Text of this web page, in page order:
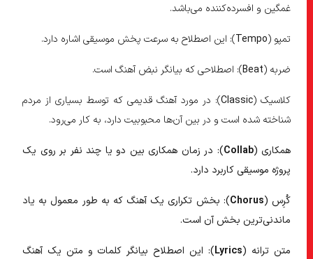
غمگین و افسرده‌کننده می‌باشد.
تمپو ( Tempo): این اصطلاح به سرعت پخش موسیقی اشاره دارد.
ضربه ( Beat): اصطلاحی که بیانگر نبض آهنگ است.
کلاسیک ( Classic): در مورد آهنگ قدیمی که توسط بسیاری از مردم
شناخته شده است و در بین آن‌ها محبوبیت دارد، به کار می‌رود.
همکاری ( Collab): در زمان همکاری بین دو یا چند نفر بر روی یک
پروژه موسیقی کاربرد دارد.
کُرِس ( Chorus): بخش تکراری یک آهنگ که به طور معمول به یاد
ماندنی‌ترین بخش آن است.
متن ترانه ( Lyrics): این اصطلاح بیانگر کلمات و متن یک آهنگ